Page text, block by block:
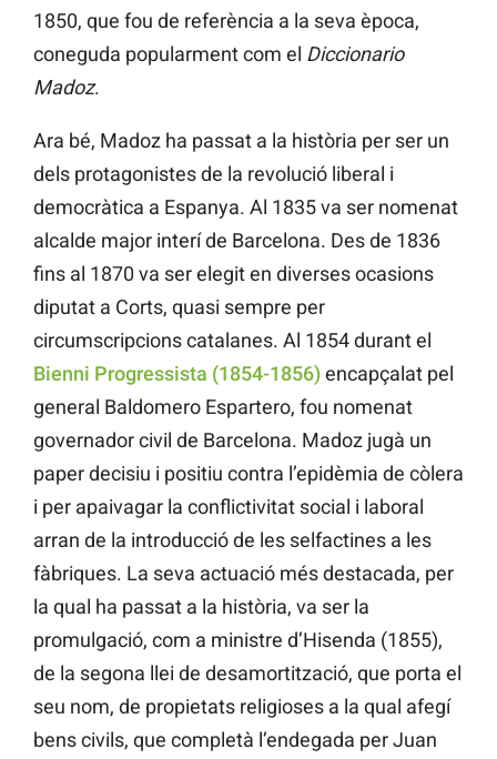
1850, que fou de referència a la seva època,
coneguda popularment com el Diccionario
Madoz.
Ara bé, Madoz ha passat a la història per ser un
dels protagonistes de la revolució liberal i
democràtica a Espanya. Al 1835 va ser nomenat
alcalde major interí de Barcelona. Des de 1836
fins al 1870 va ser elegit en diverses ocasions
diputat a Corts, quasi sempre per
circumscripcions catalanes. Al 1854 durant el
Bienni Progressista (1854-1856)encapçalat pel
general Baldomero Espartero, fou nomenat
governador civil de Barcelona. Madoz jugà un
paper decisiu i positiu contra l’epidèmia de còlera
i per apaivagar la conflictivitat social i laboral
arran de la introducció de les selfactines a les
fàbriques. La seva actuació més destacada, per
la qual ha passat a la història, va ser la
promulgació, com a ministre d’Hisenda (1855),
de la segona llei de desamortització, que porta el
seu nom, de propietats religioses a la qual afegí
bens civils, que completà l’endegada per Juan